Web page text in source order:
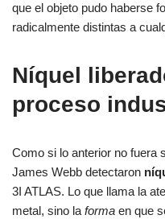
que el objeto pudo haberse
radicalmente distintas a
Níquel
proceso
Como si lo anterior no fuera
James Webb detectaron
3I ATLAS. Lo que llama la
metal, sino laforma en que